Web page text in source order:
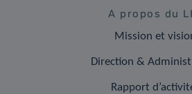
A propos du
Mission et
Direction &
Rapport